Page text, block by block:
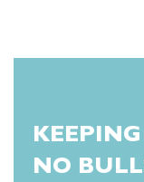
NO